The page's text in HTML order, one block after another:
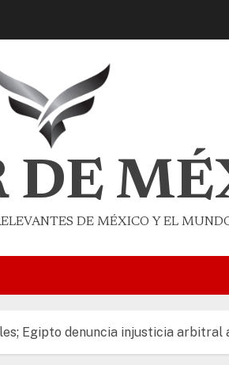
DE
DE MÉXICO Y EL
Egipto denuncia injusticia